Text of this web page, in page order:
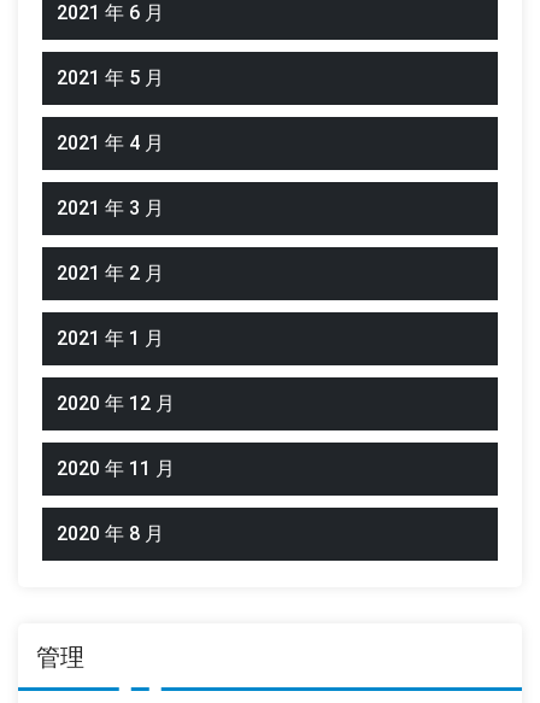
2021 年 6 月
2021 年 5 月
2021 年 4 月
2021 年 3 月
2021 年 2 月
2021 年 1 月
2020 年 12 月
2020 年 11 月
2020 年 8 月
管理